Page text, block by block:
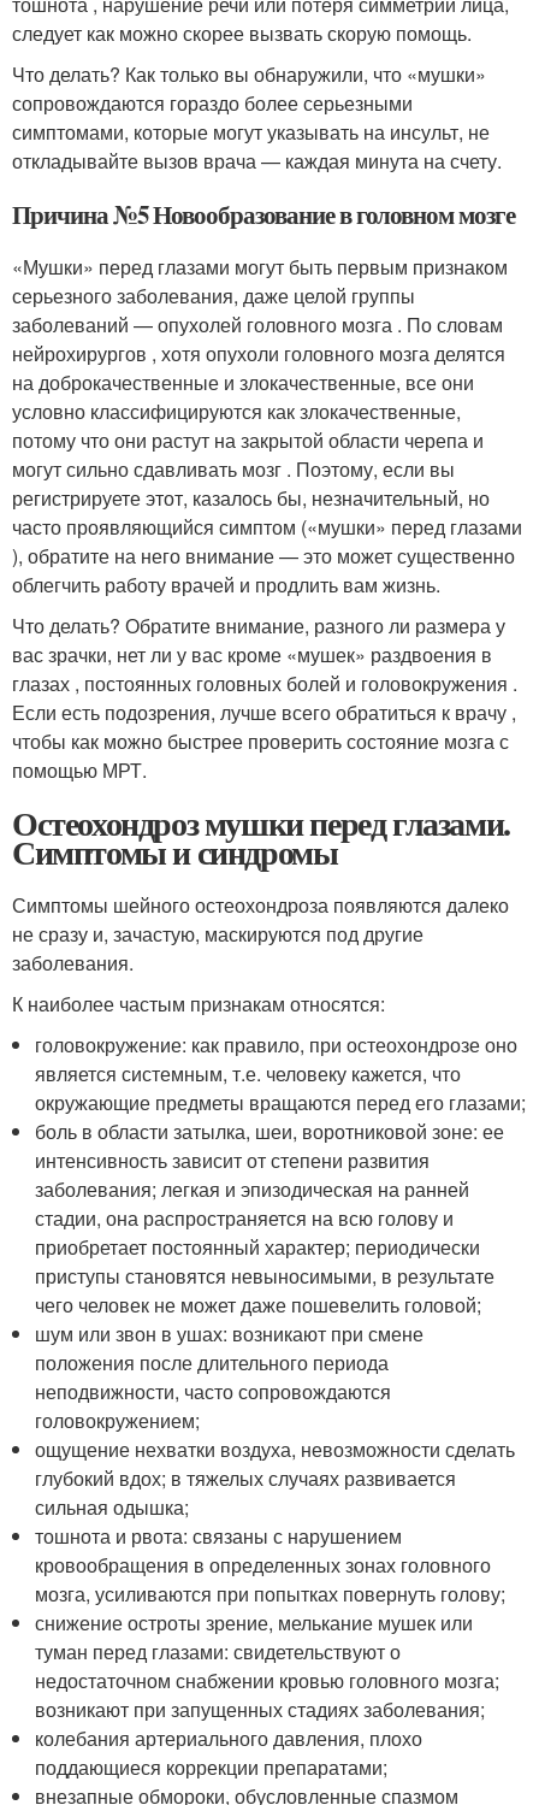
следует как можно скорее вызвать скорую помощь.
Что делать? Как только вы обнаружили, что «мушки»
сопровождаются гораздо более серьезными
симптомами, которые могут указывать на инсульт, не
откладывайте вызов врача — каждая минута на счету.
Причина №5 Новообразование в головном мозге
«Мушки» перед глазами могут быть первым признаком
серьезного заболевания, даже целой группы
заболеваний — опухолей головного мозга . По словам
нейрохирургов , хотя опухоли головного мозга делятся
на доброкачественные и злокачественные, все они
условно классифицируются как злокачественные,
потому что они растут на закрытой области черепа и
могут сильно сдавливать мозг . Поэтому, если вы
регистрируете этот, казалось бы, незначительный, но
часто проявляющийся симптом («мушки» перед глазами
), обратите на него внимание — это может существенно
облегчить работу врачей и продлить вам жизнь.
Что делать? Обратите внимание, разного ли размера у
вас зрачки, нет ли у вас кроме «мушек» раздвоения в
глазах , постоянных головных болей и головокружения .
Если есть подозрения, лучше всего обратиться к врачу ,
чтобы как можно быстрее проверить состояние мозга с
помощью МРТ.
Остеохондроз мушки перед глазами.
Симптомы и синдромы
Симптомы шейного остеохондроза появляются далеко
не сразу и, зачастую, маскируются под другие
заболевания.
К наиболее частым признакам относятся:
головокружение: как правило, при остеохондрозе оно
является системным, т.е. человеку кажется, что
окружающие предметы вращаются перед его глазами;
боль в области затылка, шеи, воротниковой зоне: ее
интенсивность зависит от степени развития
заболевания; легкая и эпизодическая на ранней
стадии, она распространяется на всю голову и
приобретает постоянный характер; периодически
приступы становятся невыносимыми, в результате
чего человек не может даже пошевелить головой;
шум или звон в ушах: возникают при смене
положения после длительного периода
неподвижности, часто сопровождаются
головокружением;
ощущение нехватки воздуха, невозможности сделать
глубокий вдох; в тяжелых случаях развивается
сильная одышка;
тошнота и рвота: связаны с нарушением
кровообращения в определенных зонах головного
мозга, усиливаются при попытках повернуть голову;
снижение остроты зрение, мелькание мушек или
туман перед глазами: свидетельствуют о
недостаточном снабжении кровью головного мозга;
возникают при запущенных стадиях заболевания;
колебания артериального давления, плохо
поддающиеся коррекции препаратами;
внезапные обмороки, обусловленные спазмом